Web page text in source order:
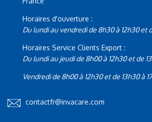
Horaires d'ouverture :
Du lundi au vendredi de 8h30 à 12h30 et
Horaires Service Clients Export :
Du lundi au jeudi de 8h00 à 12h30 et de
Vendredi de 8h00 à 12h30 et de 13h30 à
contactfr@invacare.com